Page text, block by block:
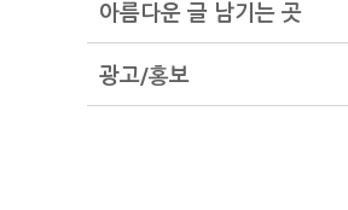
아름다운 글 남기는 곳
광고/홍보